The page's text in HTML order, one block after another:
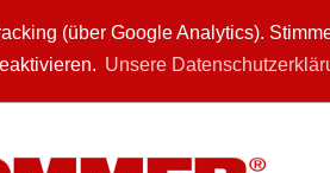
(über Google Analytics).
Unsere